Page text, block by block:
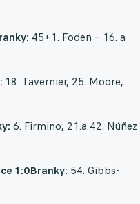
45+1. Foden – 16. a
18. Tavernier, 25. Moore,
6. Firmino, 21.a 42. Núñez
1:0Branky: 54. Gibbs-